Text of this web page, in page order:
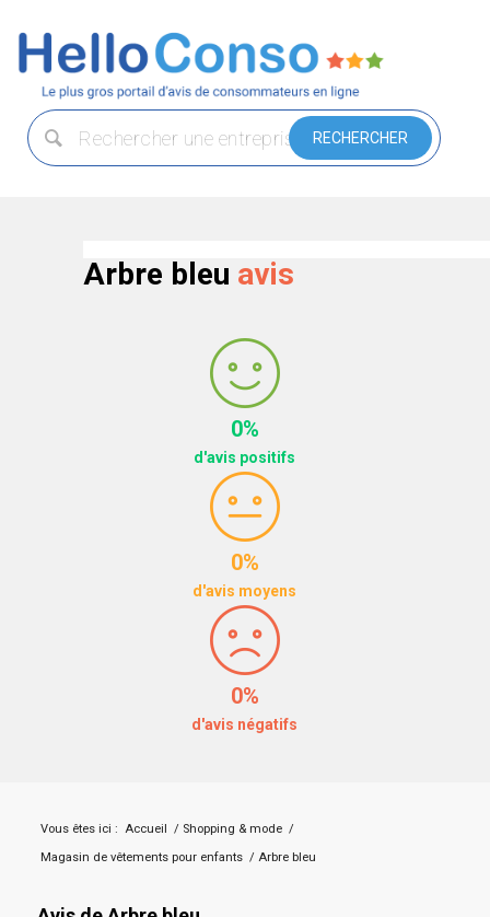
Arbre bleu avis
0%
d'avis positifs
0%
d'avis moyens
0%
d'avis négatifs
Vous êtes ici : Accueil / Shopping & mode /
Magasin de vêtements pour enfants / Arbre bleu